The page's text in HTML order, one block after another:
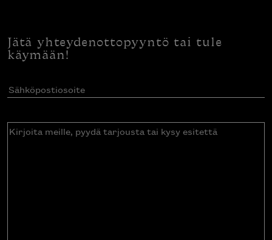
Jätä yhteydenottopyyntö tai tule
käymään!
Sähköpostiosoite(Pakollinen)
Kirjoita